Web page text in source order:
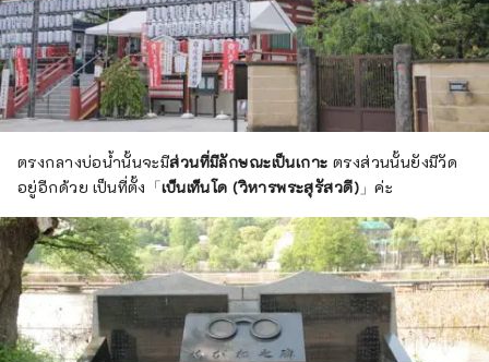
ตรงกลางบ่อน้ำนั้นจะมีส่วนที่มีลักษณะเป็นเกาะ ตรงส่วนนั้นยังมีวัด
อยู่อีกด้วย เป็นที่ตั้ง「เบ็นเท็นโด (วิหารพระสุรัสวดี)」ค่ะ